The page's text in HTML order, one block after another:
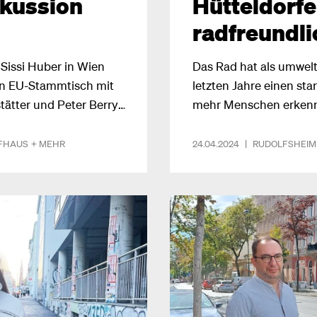
Huber in Wien
EU-Stammtisch mit
und Peter Berry.
ihre
+ MEHR
Das Rad hat als
letzten Jahre einen
mehr Menschen
zur Aufgabe gemacht
2024 fertiggestellt
24.04.2024 |